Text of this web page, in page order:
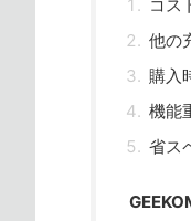
コス
他の
購入
機能
省ス